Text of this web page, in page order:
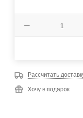
Рассчитать
Хочу в подарок